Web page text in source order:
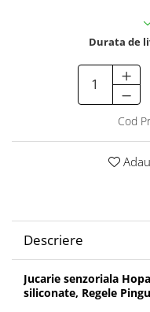
Durata de
Cod
Descriere
Jucarie senzoriala
siliconate, Regele